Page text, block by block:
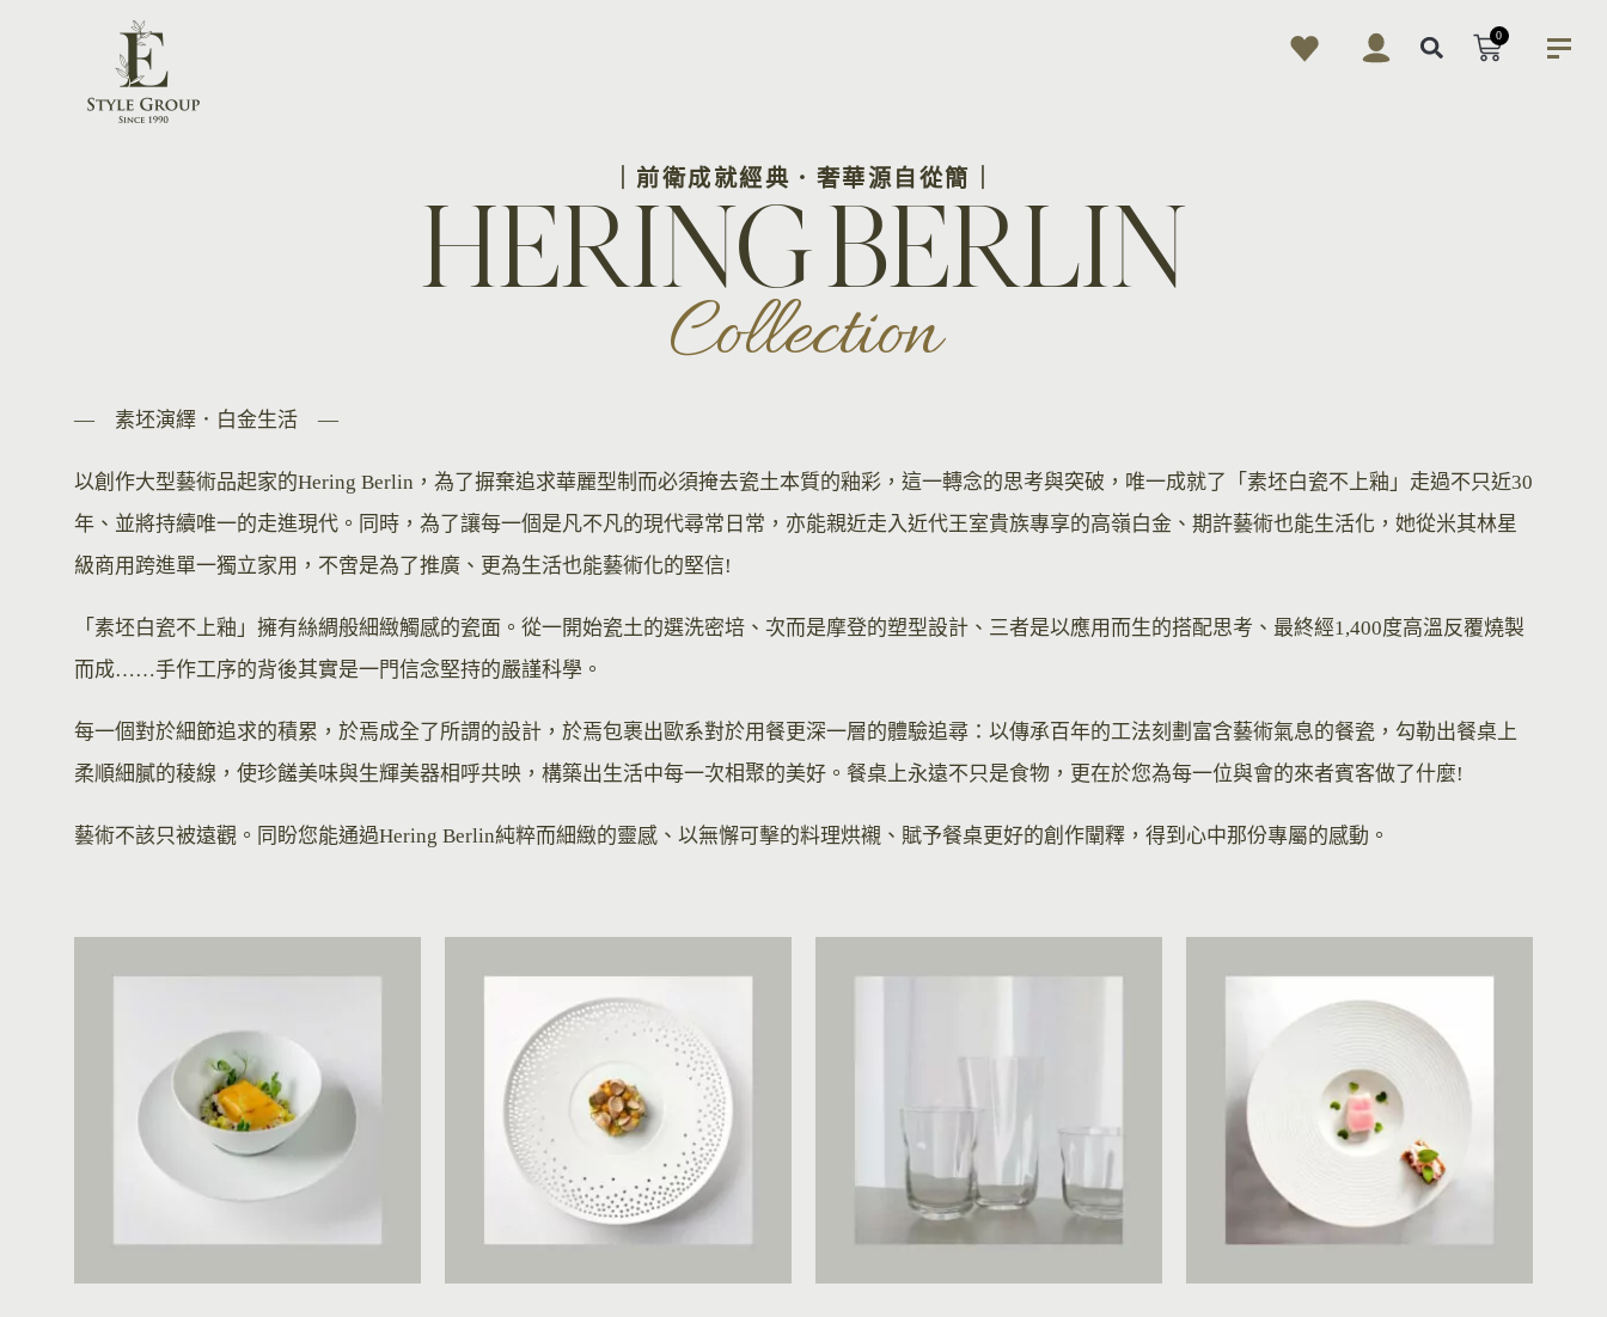
0
｜前衛成就經典．奢華源自從簡｜
HERING BERLIN
Collection
— 素坯演繹．白金生活 —
以創作大型藝術品起家的Hering Berlin，為了摒棄追求華麗型制而必須掩去瓷土本質的釉彩，這一轉念的思考與突破，唯一成就了「素坯白瓷不上釉」走過不只近30
年、並將持續唯一的走進現代。同時，為了讓每一個是凡不凡的現代尋常日常，亦能親近走入近代王室貴族專享的高嶺白金、期許藝術也能生活化，她從米其林星
級商用跨進單一獨立家用，不啻是為了推廣、更為生活也能藝術化的堅信!
「素坯白瓷不上釉」擁有絲綢般細緻觸感的瓷面。從一開始瓷土的選洗密培、次而是摩登的塑型設計、三者是以應用而生的搭配思考、最終經1,400度高溫反覆燒製
而成……手作工序的背後其實是一門信念堅持的嚴謹科學。
每一個對於細節追求的積累，於焉成全了所謂的設計，於焉包裹出歐系對於用餐更深一層的體驗追尋：以傳承百年的工法刻劃富含藝術氣息的餐瓷，勾勒出餐桌上
柔順細膩的稜線，使珍饈美味與生輝美器相呼共映，構築出生活中每一次相聚的美好。餐桌上永遠不只是食物，更在於您為每一位與會的來者賓客做了什麼!
藝術不該只被遠觀。同盼您能通過Hering Berlin純粹而細緻的靈感、以無懈可擊的料理烘襯、賦予餐桌更好的創作闡釋，得到心中那份專屬的感動。